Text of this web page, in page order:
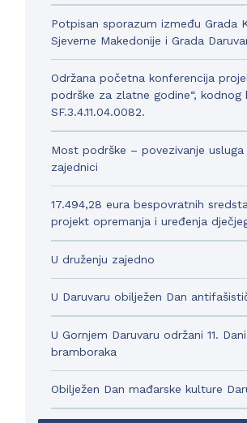
Potpisan sporazum između Grada
Sjeverne Makedonije i Grada
Održana početna konferencija
podrške za zlatne godine“, kodnog
SF.3.4.11.04.0082.
Most podrške – povezivanje usluga
zajednici
17.494,28 eura bespovratnih
projekt opremanja i uređenja
U druženju zajedno
U Daruvaru obilježen Dan
U Gornjem Daruvaru održani 11. Dani
bramboraka
Obilježen Dan mađarske kulture